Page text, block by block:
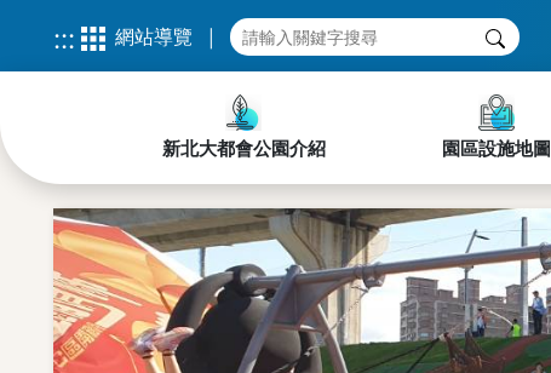
::: 網站導覽
新北大都會公園介紹 園區設施地圖